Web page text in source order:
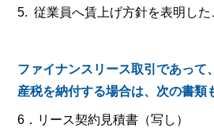
5. 従業員へ賃上げ方針を表明し
ファイナンスリース取引であって
産税を納付する場合は、次の書類
6．リース契約見積書（写し）